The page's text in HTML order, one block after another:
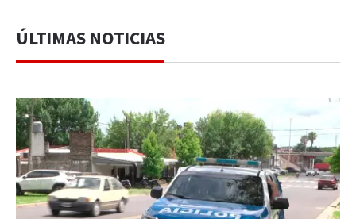
ÚLTIMAS NOTICIAS